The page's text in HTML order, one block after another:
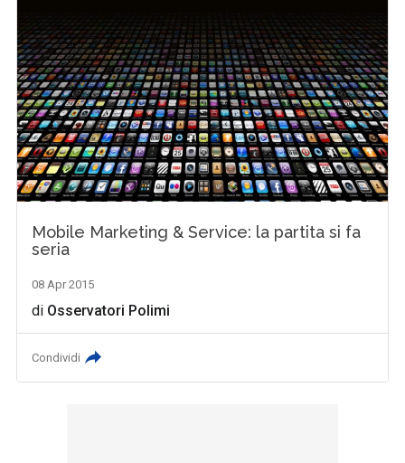
Mobile Marketing & Service: la partita si fa
seria
08 Apr 2015
di Osservatori Polimi
Condividi